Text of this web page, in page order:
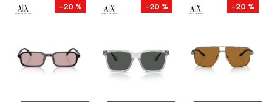
-20 % -20 % -20 %